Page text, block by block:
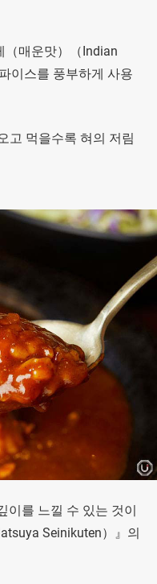
（매운맛）（Indian
이스를 풍부하게 사용
고 먹을수록 혀의 저림
이를 느낄 수 있는 것이
Seinikuten）』의